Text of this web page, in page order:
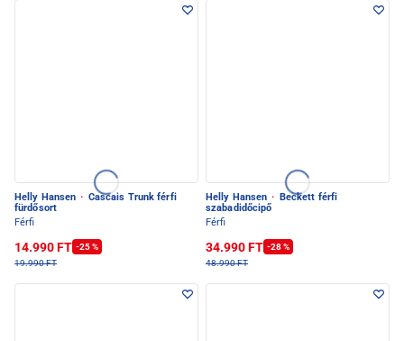
Helly Hansen · Cascais Trunk férfi
fürdősort
Férfi
14.990 FT -25 %
19.990 FT
Helly Hansen ·
Beckett férfi
szabadidőcipő
Férfi
34.990 FT -28 %
48.990 FT